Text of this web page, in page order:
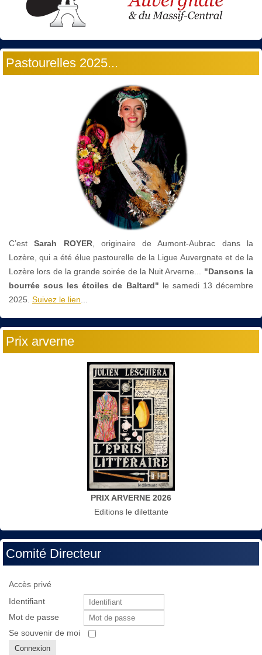
Pastourelles 2025...
C’estSarah ROYER, originaire de Aumont-Aubrac dans la
Lozère, qui a été élue pastourelle de la Ligue Auvergnate et de la
Lozère lors de la grande soirée de la Nuit Arverne... "Dansons la
bourrée sous les étoiles de Baltard" le samedi 13 décembre
2025. Suivez le lien...
Prix arverne
PRIX ARVERNE 2026
Editions le dilettante
Comité Directeur
Accès privé
Identifiant
Mot de passe
Se souvenir de moi
Connexion